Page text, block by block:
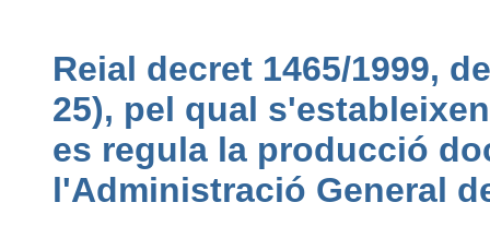
Reial decret 1465/1999,
25), pel qual
es regula la producció
l'Administració General